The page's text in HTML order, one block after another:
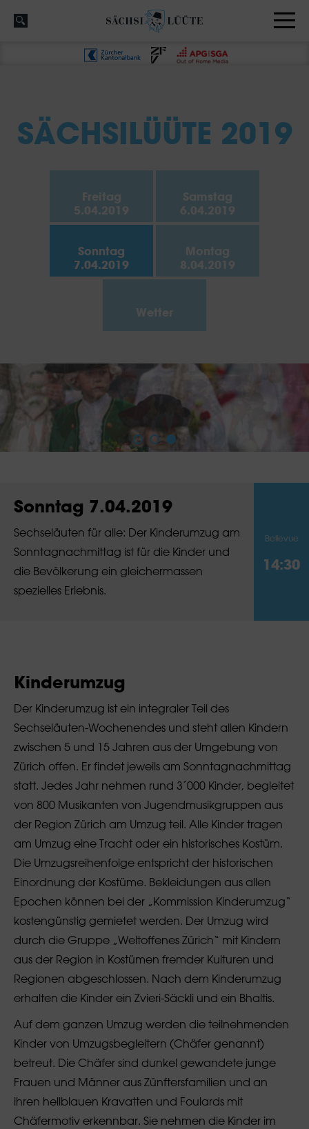
SÄCHSILÜÜTE 2019
Freitag
5.04.2019
Samstag
6.04.2019
Sonntag
7.04.2019
Montag
8.04.2019
Wetter
Sonntag 7.04.2019
Sechseläuten für alle: Der Kinderumzug am
Sonntagnachmittag ist für die Kinder und
die Bevölkerung ein gleichermassen
spezielles Erlebnis.
Bellevue
14:30
Kinderumzug
Der Kinderumzug ist ein integraler Teil des
Sechseläuten-Wochenendes und steht allen Kindern
zwischen 5 und 15 Jahren aus der Umgebung von
Zürich offen. Er findet jeweils am Sonntagnachmittag
statt. Jedes Jahr nehmen rund 3´000 Kinder, begleitet
von 800 Musikanten von Jugendmusikgruppen aus
der Region Zürich am Umzug teil. Alle Kinder tragen
am Umzug eine Tracht oder ein historisches Kostüm.
Die Umzugsreihenfolge entspricht der historischen
Einordnung der Kostüme. Bekleidungen aus allen
Epochen können bei der „Kommission Kinderumzug“
kostengünstig gemietet werden. Der Umzug wird
durch die Gruppe „Weltoffenes Zürich“ mit Kindern
aus der Region in Kostümen fremder Kulturen und
Regionen abgeschlossen. Nach dem Kinderumzug
erhalten die Kinder ein Zvieri-Säckli und ein Bhaltis.
Auf dem ganzen Umzug werden die teilnehmenden
Kinder von Umzugsbegleitern (Chäfer genannt)
betreut. Die Chäfer sind dunkel gewandete junge
Frauen und Männer aus Zünftersfamilien und an
ihren hellblauen Kravatten und Foulards mit
Chäfermotiv erkennbar. Sie nehmen die Kinder im